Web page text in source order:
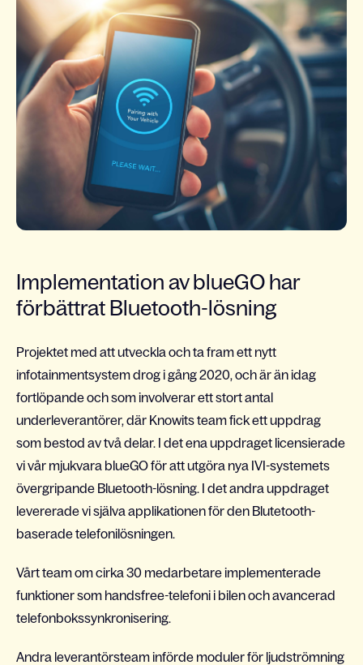
Implementation av blueGO har
förbättrat Bluetooth-lösning
Projektet med att utveckla och ta fram ett nytt
infotainmentsystem drog i gång 2020, och är än idag
fortlöpande och som involverar ett stort antal
underleverantörer, där Knowits team fick ett uppdrag
som bestod av två delar. I det ena uppdraget licensierade
vi vår mjukvara blueGO för att utgöra nya IVI-systemets
övergripande Bluetooth-lösning. I det andra uppdraget
levererade vi själva applikationen för den Blutetooth-
baserade telefonilösningen.
Vårt team om cirka 30 medarbetare implementerade
funktioner som handsfree-telefoni i bilen och avancerad
telefonbokssynkronisering.
Andra leverantörsteam införde moduler för ljudströmning